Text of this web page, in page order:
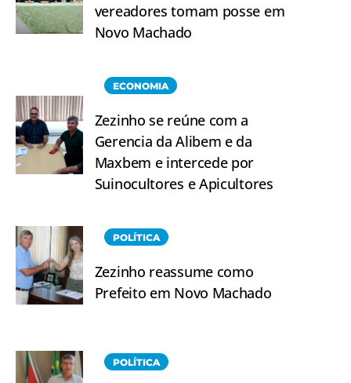
vereadores tomam posse em
Novo Machado
ECONOMIA
Zezinho se reúne com a
Gerencia da Alibem e da
Maxbem e intercede por
Suinocultores e Apicultores
POLÍTICA
Zezinho reassume como
Prefeito em Novo Machado
POLÍTICA